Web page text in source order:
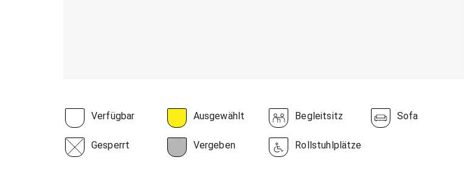
Verfügbar Ausgewählt Begleitsitz Sofa
Gesperrt Vergeben Rollstuhlplätze